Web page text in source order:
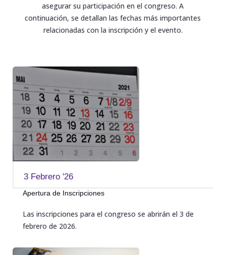
asegurar su participación en el congreso. A
continuación, se detallan las fechas más importantes
relacionadas con la inscripción y el evento.
3 Febrero '26
Apertura de Inscripciones
Las inscripciones para el congreso se abrirán el 3 de
febrero de 2026.